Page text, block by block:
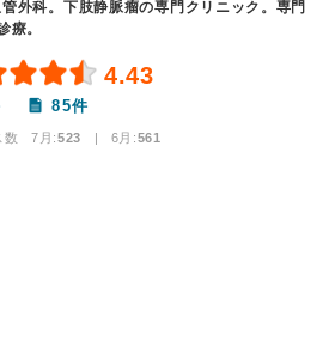
外科。下肢静脈瘤の専門クリニック。専門
療。
4.43
85件
数 7月:523 | 6月:561